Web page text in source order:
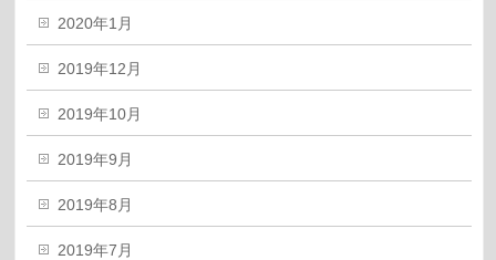
2020年1月
2019年12月
2019年10月
2019年9月
2019年8月
2019年7月